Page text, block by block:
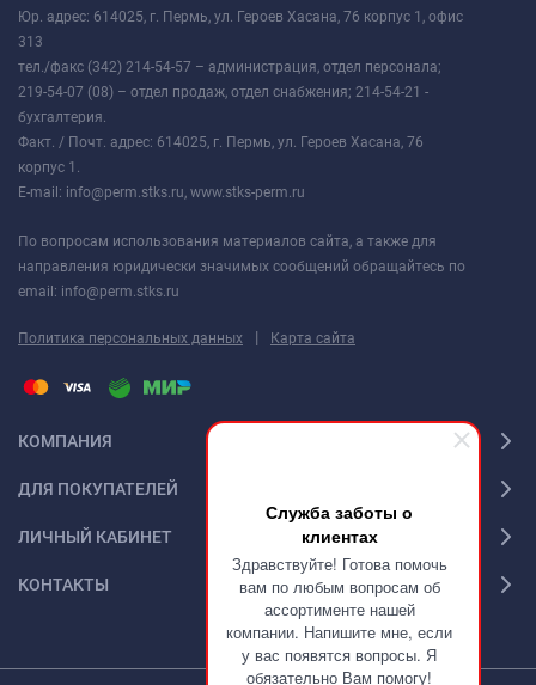
Служба заботы о
клиентах
Здравствуйте! Готова помочь
вам по любым вопросам об
ассортименте нашей
компании. Напишите мне, если
у вас появятся вопросы. Я
обязательно Вам помогу!
Юр. адрес: 614025, г. Пермь, ул. Героев Хасана, 76 корпус 1, офис
313
тел./факс (342) 214-54-57 – администрация, отдел персонала;
219-54-07 (08) – отдел продаж, отдел снабжения; 214-54-21 -
бухгалтерия.
Факт. / Почт. адрес: 614025, г. Пермь, ул. Героев Хасана, 76
корпус 1.
E-mail: info@perm.stks.ru, www.stks-perm.ru
По вопросам использования материалов сайта, а также для
направления юридически значимых сообщений обращайтесь по
email: info@perm.stks.ru
Политика персональных данных | Карта сайта
КОМПАНИЯ
ДЛЯ ПОКУПАТЕЛЕЙ
ЛИЧНЫЙ КАБИНЕТ
КОНТАКТЫ